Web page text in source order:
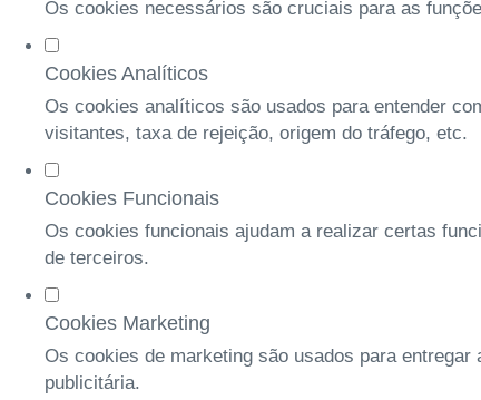
Os cookies necessários são cruciais para as
Cookies Analíticos
Os cookies analíticos são usados para entender
visitantes, taxa de rejeição, origem do tráfego, etc.
Cookies Funcionais
Os cookies funcionais ajudam a realizar certas
de terceiros.
Cookies Marketing
Os cookies de marketing são usados para
publicitária.